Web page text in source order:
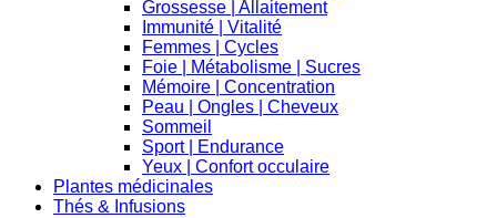
Grossesse | Allaitement
Immunité | Vitalité
Femmes | Cycles
Foie | Métabolisme | Sucres
Mémoire | Concentration
Peau | Ongles | Cheveux
Sommeil
Sport | Endurance
Yeux | Confort occulaire
Plantes médicinales
Thés & Infusions